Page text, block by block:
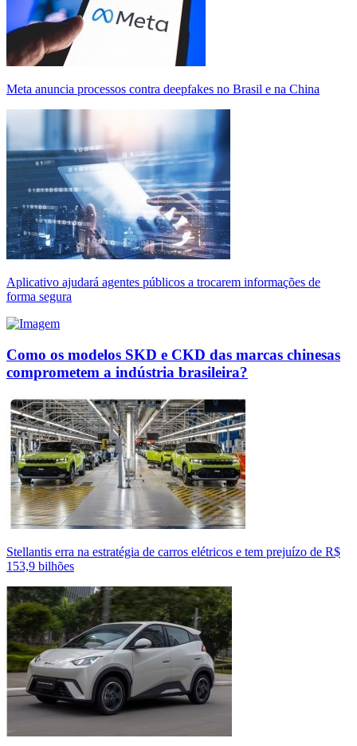
Meta anuncia processos contra deepfakes no Brasil e na China
Aplicativo ajudará agentes públicos a trocarem informações de
forma segura
Como os modelos SKD e CKD das marcas chinesas
comprometem a indústria brasileira?
Stellantis erra na estratégia de carros elétricos e tem prejuízo de R$
153,9 bilhões